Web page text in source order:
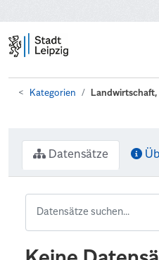
Kategorien Landwirtschaft,
Datensätze